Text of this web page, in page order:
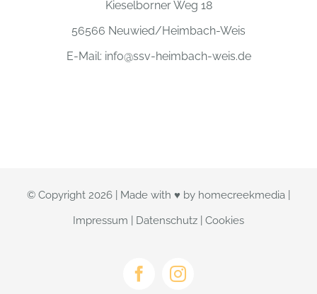
Kieselborner Weg 18
56566 Neuwied/Heimbach-Weis
E-Mail: info@ssv-heimbach-weis.de
© Copyright 2026 | Made with ♥ by homecreekmedia
Impressum
Datenschutz Cookies
FacebookInstagram